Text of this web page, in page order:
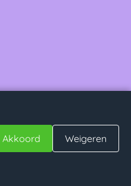
Akkoord Weigeren